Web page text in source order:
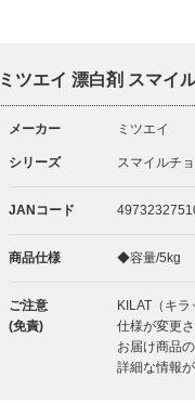
ミツエイ 漂白剤 スマイ
メーカー ミツエイ
シリーズ スマイルチ
JANコード
商品仕様 ◆容量/5kg
ご注意
(免責)
KILAT（キ
仕様が変更
お届け商品
詳細な情報